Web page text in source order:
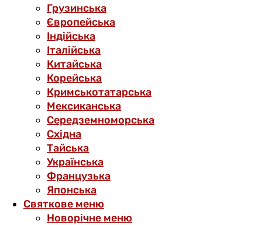
Грузинська
Європейська
Індійська
Італійська
Китайська
Корейська
Кримськотатарська
Мексиканська
Середземноморська
Східна
Тайська
Українська
Французька
Японська
Святкове меню
Новорічне меню